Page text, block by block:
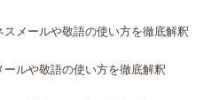
スメールや敬語の使い方を徹底解釈
ールや敬語の使い方を徹底解釈